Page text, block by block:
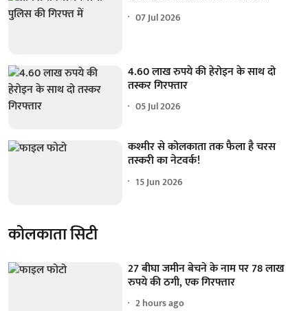
07 Jul 2026
4.60 लाख रुपये की हेरोइन के साथ दो
तस्कर गिरफ्तार
05 Jul 2026
कश्मीर से कोलकाता तक फैला है चरस
तस्करी का नेटवर्क!
15 Jun 2026
कोलकाता सिटी
27 बीघा जमीन बेचने के नाम पर 78 लाख
रुपये की ठगी, एक गिरफ्तार
2 hours ago